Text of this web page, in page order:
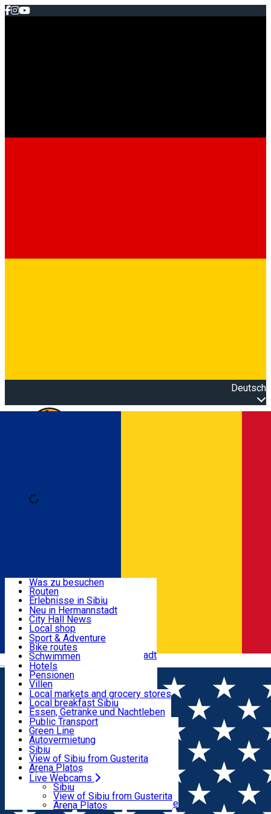
Deutsch
Română
Nützliche informationen
Aktivitäten & Abenteuer
Unterkunft
Essen, Getränke & Nachtleben
Transport & Parken
Live Webcams
Was zu besuchen
Routen
Erlebnisse in Sibiu
Podcast
Kultur
Museen
Kirchen
Parks, Zoo
Im Umkreis von Hermannstadt
Neu in Hermannstadt
City Hall News
Local shop
Sibiu Handwerker
Sibiul Verde
Public services
Bildung
Wie komme ich nach Sibiu?
Touristeninfo
Reiseführer
Guided tours
Local publication
Schönheitssalon
Sport & Adventure
Bike routes
Schwimmen
Reiten
Fitnessstudio
Loc de joacă indoor
Loc de joacă outdoor
Ski
Eislaufen
Yoga
Hotels
Pensionen
Villen
Hostels
Motels
Camping
Zimmer zu vermieten
Wohnungen
Unterkunft außerhalb von Sibiu
Local markets and grocery stores
Local breakfast Sibiu
Essen, Getränke und Nachtleben
Pizza
Fast Food
Kaffeestube
Konditorei
Pub, Bar
Nachtclubs
Bäckerei
Public Transport
Green Line
Autovermietung
Fahrad verleih
Scooter rentals
Taxi
Ride Sharing
Park-Tickets
Parkplätze
Ladestationen für Elektrofahrzeuge
Sibiu
View of Sibiu from Gusterita
Arena Platoș
Live Webcams
Sibiu
View of Sibiu from Gusterita
Arena Platoș
Home Press release Proiect: Strada ...a Dr. Carl Wolff